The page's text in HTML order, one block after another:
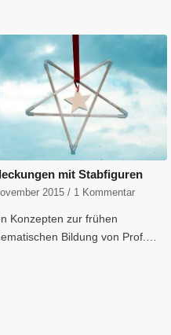
mit Stabfiguren
2015 / 1 Kommentar
Konzepten zur frühen
Bildung von Prof.…